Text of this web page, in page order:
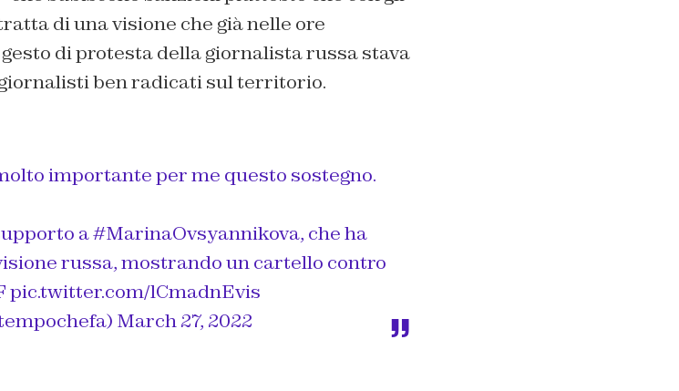
di una visione che già nelle ore
di protesta della giornalista russa stava
ben radicati sul territorio.
importante per me questo sostegno.
a#MarinaOvsyannikova, che ha
russa, mostrando un cartello contro
pic.twitter.com/lCmadnEvis
March 27, 2022